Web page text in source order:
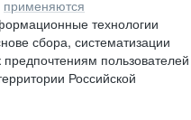
применяются
технологии
сбора, систематизации
пользователей
Российской